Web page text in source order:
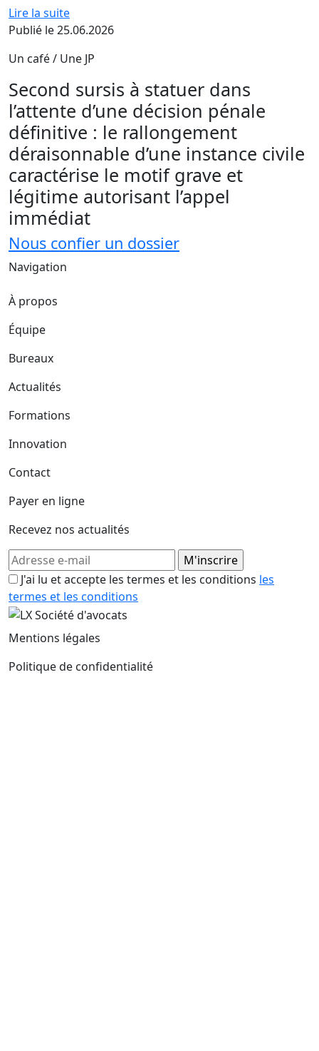
Lire la suite
Publié le 25.06.2026
Un café / Une JP
Second sursis à statuer dans
l’attente d’une décision pénale
définitive : le rallongement
déraisonnable d’une instance civile
caractérise le motif grave et
légitime autorisant l’appel
immédiat
Nous confier un dossier
Navigation
À propos
Équipe
Bureaux
Actualités
Formations
Innovation
Contact
Payer en ligne
Recevez nos actualités
J'ai lu et accepte les termes et les conditions les
termes et les conditions
Mentions légales
Politique de confidentialité